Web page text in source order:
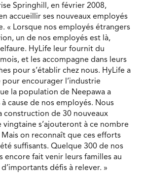
Springhill, en février 2008,
accueillir ses nouveaux employés
« Lorsque nos employés étrangers
un de nos employés est là,
HyLife leur fournit du
et les accompagne dans leurs
pour s’établir chez nous. HyLife a
encou­rager l’industrie
la population de Neepawa a
cause de nos employés. Nous
construction de 30 nouveaux
vingtaine s’ajouteront à ce nombre
Mais on reconnaît que ces efforts
suffisants. Quelque 300 de nos
encore fait venir leurs familles au
défis à relever. »